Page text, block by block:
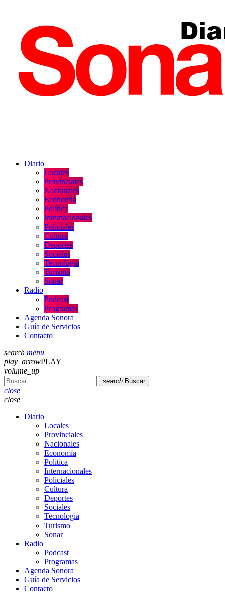
Diario
Locales
Provinciales
Nacionales
Economía
Política
Internacionales
Policiales
Cultura
Deportes
Sociales
Tecnología
Turismo
Sonar
Radio
Podcast
Programas
Agenda Sonora
Guía de Servicios
Contacto
search menu
play_arrowPLAY
volume_up
search Buscar
close
close
Diario
Locales
Provinciales
Nacionales
Economía
Política
Internacionales
Policiales
Cultura
Deportes
Sociales
Tecnología
Turismo
Sonar
Radio
Podcast
Programas
Agenda Sonora
Guía de Servicios
Contacto